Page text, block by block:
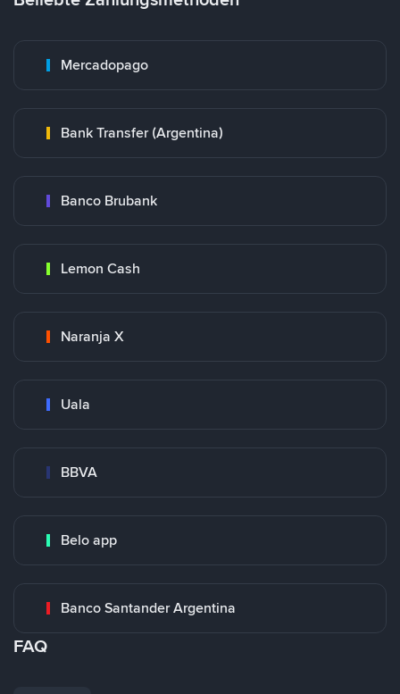
Mercadopago
Bank Transfer (Argentina)
Banco Brubank
Lemon Cash
Naranja X
Uala
BBVA
Belo app
Banco Santander Argentina
FAQ